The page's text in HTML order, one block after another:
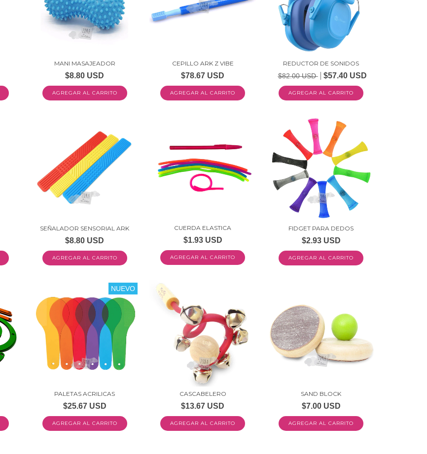
MANI MASAJEADOR
$8.80 USD
AGREGAR AL CARRITO
CEPILLO ARK Z VIBE
$78.67 USD
REDUCTOR DE SONIDOS
$82.00 USD $57.40 USD
AGREGAR AL CARRITO
SEÑALADOR SENSORIAL ARK
$8.80 USD
AGREGAR AL CARRITO
CUERDA ELASTICA
$1.93 USD
FIDGET PARA DEDOS
$2.93 USD
NUEVO
PALETAS ACRILICAS
$25.67 USD
CASCABELERO
$13.67 USD
SAND BLOCK
$7.00 USD